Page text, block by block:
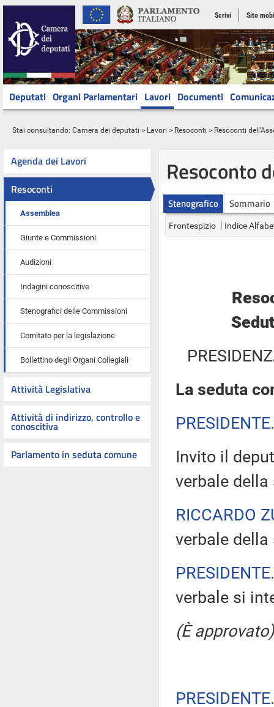
Scrivi Sito
Deputati Organi Parlamentari Lavori Documenti
Stai consultando: Camera dei deputati > Lavori > Resoconti > Resoconti
Agenda dei Lavori
Resoconti
Assemblea
Giunte e Commissioni
Audizioni
Indagini conoscitive
Stenografici delle Commissioni
Comitato per la legislazione
Bollettino degli Organi Collegiali
Attività Legislativa
Attività di indirizzo, controllo e
conoscitiva
Parlamento in seduta comune
Resoconto
Stenografico Sommario
Frontespizio Indice
La seduta
PRESIDENTE
Invito il
verbale della
RICCARDO
verbale
PRESIDENTE
verbale si
(È approvato)
PRESIDENTE